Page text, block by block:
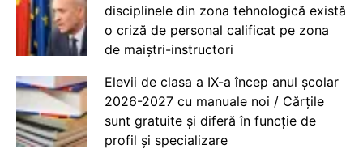
disciplinele din zona tehnologică există
o criză de personal calificat pe zona
de maiștri-instructori
Elevii de clasa a IX-a încep anul școlar
2026-2027 cu manuale noi / Cărțile
sunt gratuite și diferă în funcție de
profil și specializare